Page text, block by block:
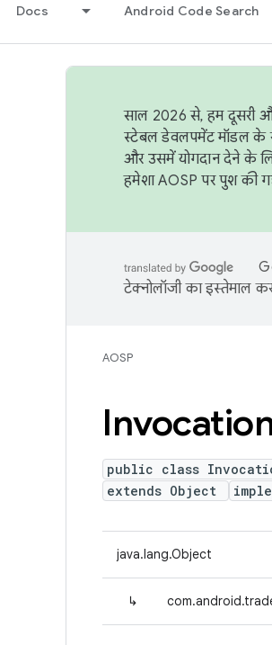
Docs Android Code Search
साल 2026 से, हम दूसरी
स्टेबल डेवलपमेंट मॉडल के
और उसमें योगदान देने के
हमेशा AOSP पर पुश की
टेक्नोलॉजी का इस्तेमाल
AOSP
public class
extends Object
java.lang.Object
↳